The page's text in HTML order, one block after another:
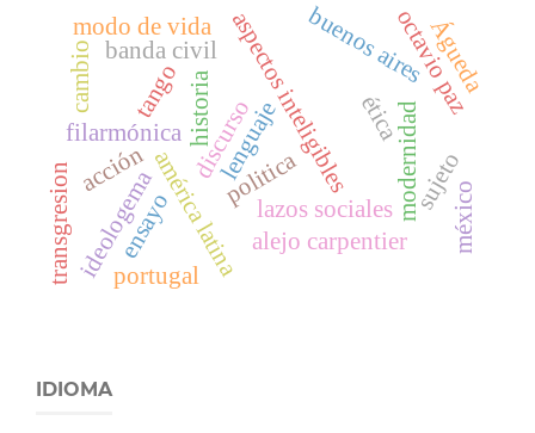
tango aspectos inteligiblesbuenos aires
lazos socialesmodernidadsujeto
lenguaje
discurso
américa latina
ideologema
ensayo alejo carpentier
octavio paz
banda civil
filarmónica
Águeda
portugal
transgresion méxico
historia
politica
acción
cambio
ética
modo de vida
IDIOMA